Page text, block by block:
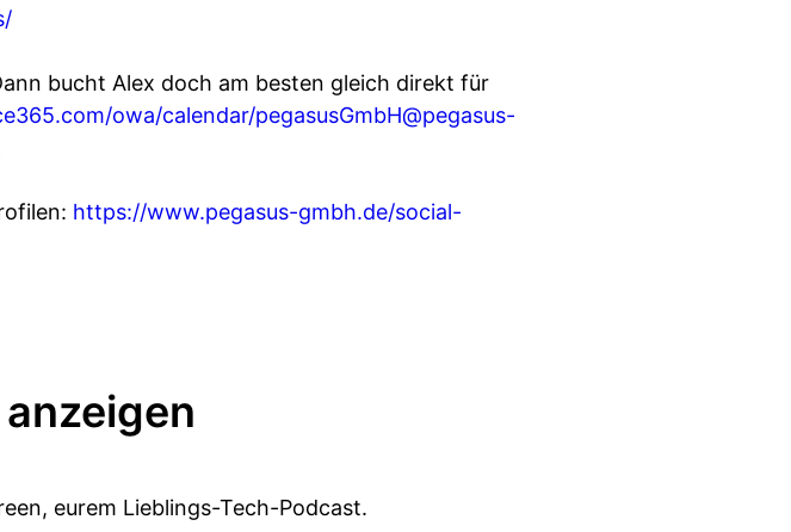
bucht Alex doch am besten gleich direkt für
owa/calendar/pegasusGmbH@pegasus-
https://www.pegasus-gmbh.de/social-
eurem Lieblings-Tech-Podcast.